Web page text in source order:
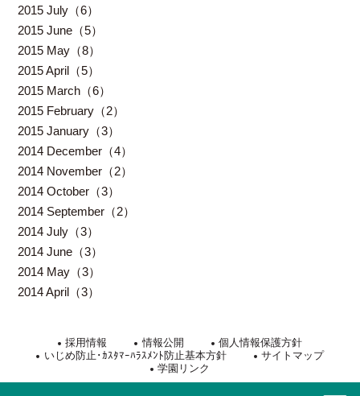
2015 July（6）
2015 June（5）
2015 May（8）
2015 April（5）
2015 March（6）
2015 February（2）
2015 January（3）
2014 December（4）
2014 November（2）
2014 October（3）
2014 September（2）
2014 July（3）
2014 June（3）
2014 May（3）
2014 April（3）
採用情報 情報公開
個人情報保護方針
いじめ防止･ｶｽﾀﾏｰﾊﾗｽﾒﾝﾄ防止基本方針
サイトマップ
学園リンク